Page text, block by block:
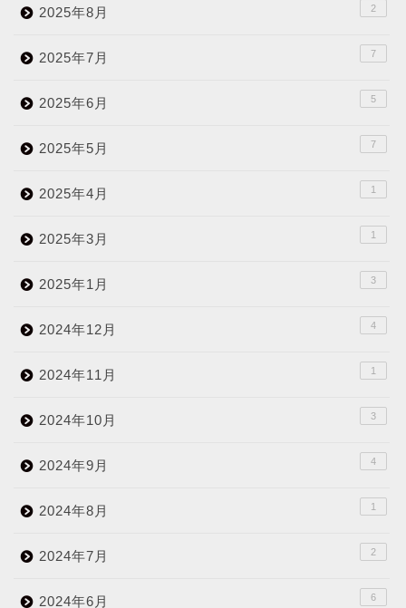
2025年8月 2
2025年7月 7
2025年6月 5
2025年5月 7
2025年4月 1
2025年3月 1
2025年1月 3
2024年12月 4
2024年11月 1
2024年10月 3
2024年9月 4
2024年8月 1
2024年7月 2
2024年6月 6